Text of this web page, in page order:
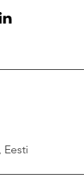
Eesti